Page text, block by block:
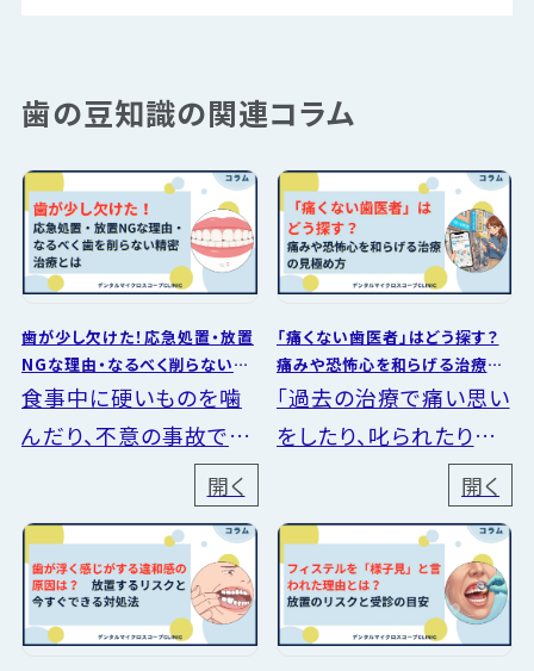
歯の豆知識の関連コラム
歯が少し欠けた！応急処置・放置
NGな理由・なるべく削らない精
密治療とは
食事中に硬いものを噛
んだり、不意の事故でぶ
つけたりして「予期せず
歯が少し欠けてしまっ
た」というトラブル。「痛
みはないけれど、舌で触
るとザラザラして違和感
開く
「痛くない歯医者」はどう探す？
痛みや恐怖心を和らげる治療の
見極め方
「過去の治療で痛い思い
をしたり、叱られたりし
た」 「キーンという削る
音や、歯科医院独特の臭
いが不快で耐えられな
い」といったトラウマや
苦手意識があり、歯科医
開く